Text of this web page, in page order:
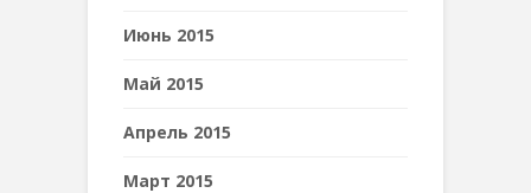
Июнь 2015
Май 2015
Апрель 2015
Март 2015